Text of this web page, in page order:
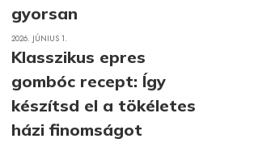
gyorsan
2026. JÚNIUS 1.
Klasszikus epres
gombóc recept: Így
készítsd el a tökéletes
házi finomságot